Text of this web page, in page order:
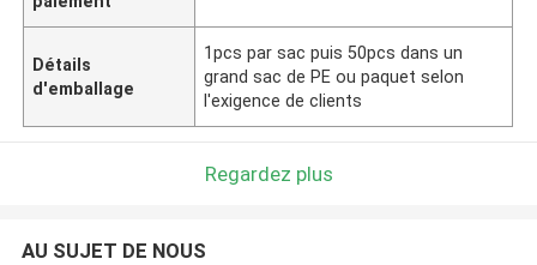
Détails
d'emballage
1pcs par sac puis 50pcs dans un
grand sac de PE ou paquet selon
l'exigence de clients
Regardez plus
AU SUJET DE NOUS